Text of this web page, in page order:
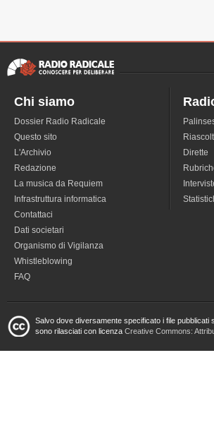
Chi siamo
Dossier Radio Radicale
Questo sito
L'Archivio
Redazione
La musica da Requiem
Infrastruttura informatica
Contattaci
Dati societari
Organismo di Vigilanza
Whistleblowing
FAQ
Dirette
Salvo dove diversamente specificato i file pubblicati
sono rilasciati con licenza Creative Commons: